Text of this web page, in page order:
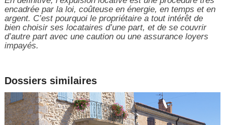
encadrée par la loi, coûteuse en énergie, en temps et en
argent. C’est pourquoi le propriétaire a tout intérêt de
bien choisir ses locataires d’une part, et de se couvrir
d’autre part avec une caution ou une assurance loyers
impayés.
Dossiers similaires